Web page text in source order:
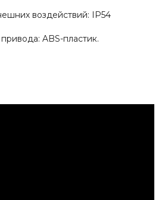
воздействий: IP54
ABS-пластик.